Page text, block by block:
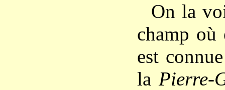
On la
champ
est
laPierre-